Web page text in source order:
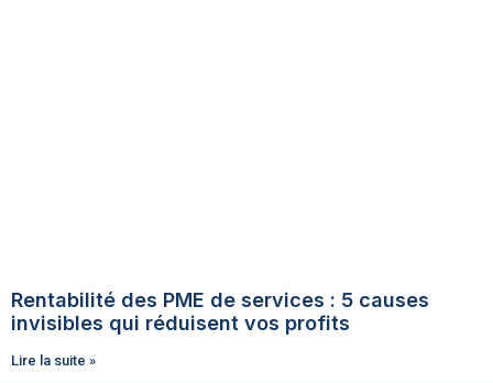
Rentabilité des PME de services : 5 causes
invisibles qui réduisent vos profits
Lire la suite »